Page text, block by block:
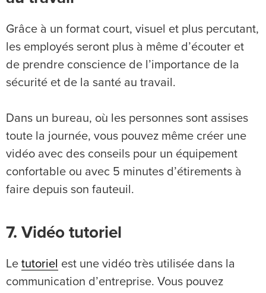
Grâce à un format court, visuel et plus percutant,
les employés seront plus à même d’écouter et
de prendre conscience de l’importance de la
sécurité et de la santé au travail.
Dans un bureau, où les personnes sont assises
toute la journée, vous pouvez même créer une
vidéo avec des conseils pour un équipement
confortable ou avec 5 minutes d’étirements à
faire depuis son fauteuil.
7. Vidéo tutoriel
Le tutoriel est une vidéo très utilisée dans la
communication d’entreprise. Vous pouvez